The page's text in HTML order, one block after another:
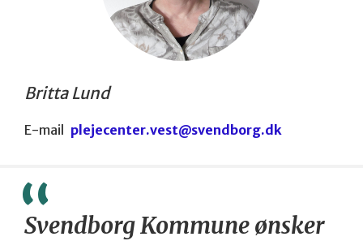
Britta Lund
E-mail plejecenter.vest@svendborg.dk
Svendborg Kommune ønsker